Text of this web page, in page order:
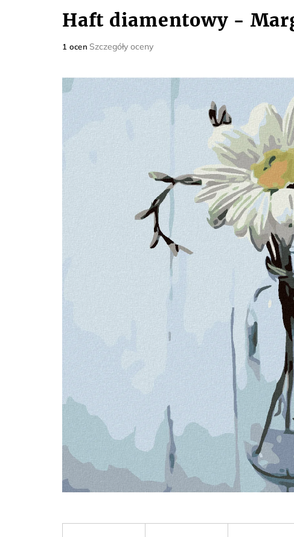
Haft diamentowy -
Średnia
wynosi
5,0
na
1 ocen Szczegóły oceny